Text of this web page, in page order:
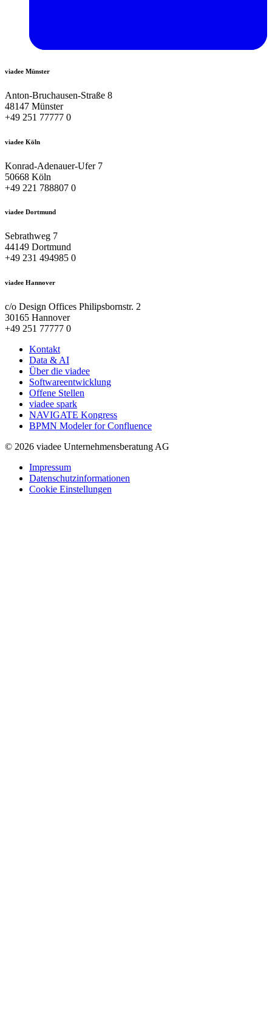
viadee Münster
Anton-Bruchausen-Straße 8
48147 Münster
+49 251 77777 0
viadee Köln
Konrad-Adenauer-Ufer 7
50668 Köln
+49 221 788807 0
viadee Dortmund
Sebrathweg 7
44149 Dortmund
+49 231 494985 0
viadee Hannover
c/o Design Offices Philipsbornstr. 2
30165 Hannover
+49 251 77777 0
Kontakt
Data & AI
Über die viadee
Softwareentwicklung
Offene Stellen
viadee spark
NAVIGATE Kongress
BPMN Modeler for Confluence
© 2026 viadee Unternehmensberatung AG
Impressum
Datenschutzinformationen
Cookie Einstellungen